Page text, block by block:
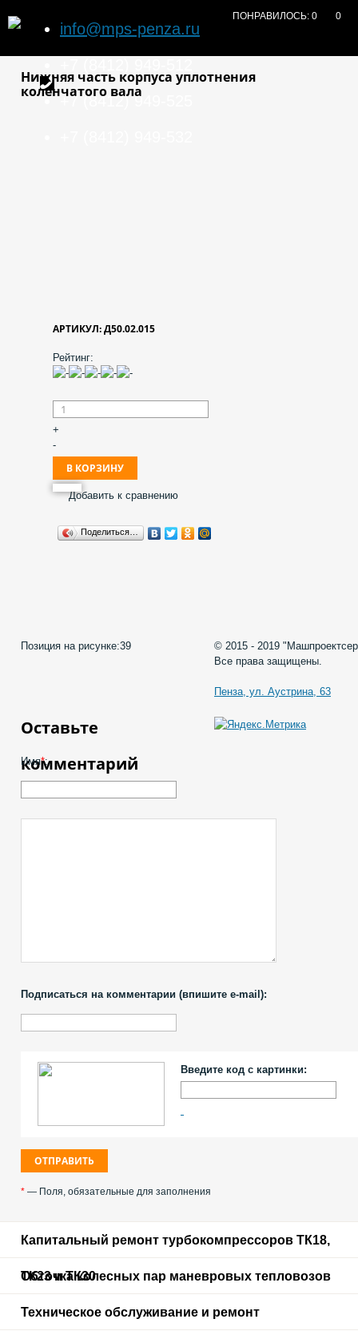
info@mps-penza.ru
+7 (8412) 949-525
ПОНРАВИЛОСЬ: 0 0
Нижняя часть корпуса уплотнения
коленчатого вала
АРТИКУЛ: Д50.02.015
Рейтинг:
+
-
Добавить к сравнению
Поделиться…
© 2015 - 2019
Все права защищены.
Пенза, ул. Аустрина, 63
Позиция на рисунке:39
Оставьте
комментарий
Имя*:
Подписаться на комментарии (впишите e-mail):
Введите код с картинки:
* — Поля, обязательные для заполнения
Капитальный ремонт турбокомпрессоров ТК18,
ТК23 и ТК30
Обточка колесных пар маневровых тепловозов
Техническое обслуживание и ремонт